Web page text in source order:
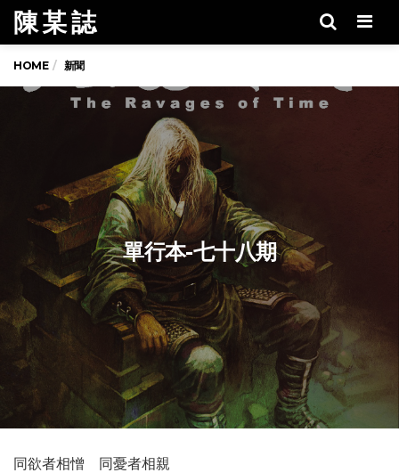
陳 某 誌
HOME 新聞
單行本-七十八期
同欲者相憎 同憂者相親